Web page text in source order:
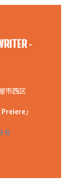
-
市西区
」
ら